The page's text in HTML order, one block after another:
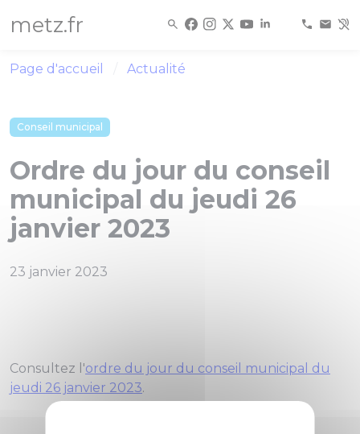
metz.fr
Page d'accueil Actualité
Conseil municipal
Ordre du jour du conseil
municipal du jeudi 26
janvier 2023
23 janvier 2023
Consultez l'ordre du jour du conseil municipal du
jeudi 26 janvier 2023.